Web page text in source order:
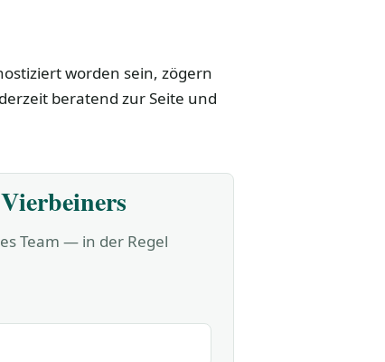
worden sein, zögern
beratend zur Seite und
Team — in der Regel